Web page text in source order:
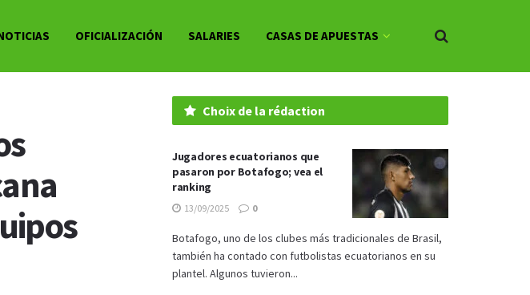
OFICIALIZACIÓN SALARIES CASAS DE APUESTAS
Choix de la rédaction
Jugadores ecuatorianos que
pasaron por Botafogo; vea el
ranking
13/09/2025 0
Botafogo, uno de los clubes más tradicionales de Brasil,
también ha contado con futbolistas ecuatorianos en su
plantel. Algunos tuvieron...